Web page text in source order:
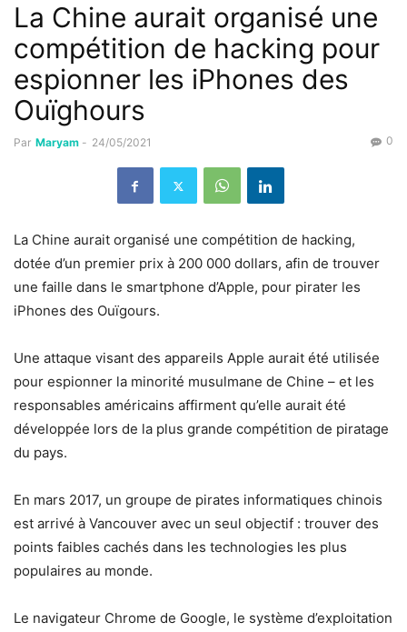
La Chine aurait organisé une
compétition de hacking pour
espionner les iPhones des
Ouïghours
Par Maryam - 24/05/2021 0
La Chine aurait organisé une compétition de hacking,
dotée d’un premier prix à 200 000 dollars, afin de trouver
une faille dans le smartphone d’Apple, pour pirater les
iPhones des Ouïgours.
Une attaque visant des appareils Apple aurait été utilisée
pour espionner la minorité musulmane de Chine – et les
responsables américains affirment qu’elle aurait été
développée lors de la plus grande compétition de piratage
du pays.
En mars 2017, un groupe de pirates informatiques chinois
est arrivé à Vancouver avec un seul objectif : trouver des
points faibles cachés dans les technologies les plus
populaires au monde.
Le navigateur Chrome de Google, le système d’exploitation